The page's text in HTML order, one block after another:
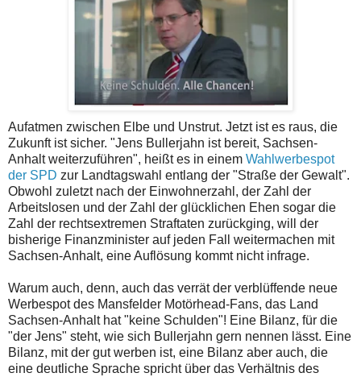
Aufatmen zwischen Elbe und Unstrut. Jetzt ist es raus, die
Zukunft ist sicher. "Jens Bullerjahn ist bereit, Sachsen-
Anhalt weiterzuführen", heißt es in einem Wahlwerbespot
der SPD zur Landtagswahl entlang der "Straße der Gewalt".
Obwohl zuletzt nach der Einwohnerzahl, der Zahl der
Arbeitslosen und der Zahl der glücklichen Ehen sogar die
Zahl der rechtsextremen Straftaten zurückging, will der
bisherige Finanzminister auf jeden Fall weitermachen mit
Sachsen-Anhalt, eine Auflösung kommt nicht infrage.
Warum auch, denn, auch das verrät der verblüffende neue
Werbespot des Mansfelder Motörhead-Fans, das Land
Sachsen-Anhalt hat "keine Schulden"! Eine Bilanz, für die
"der Jens" steht, wie sich Bullerjahn gern nennen lässt. Eine
Bilanz, mit der gut werben ist, eine Bilanz aber auch, die
eine deutliche Sprache spricht über das Verhältnis des